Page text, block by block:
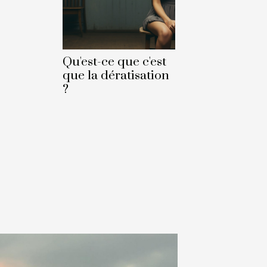
Qu'est-ce que c'est
que la dératisation
?